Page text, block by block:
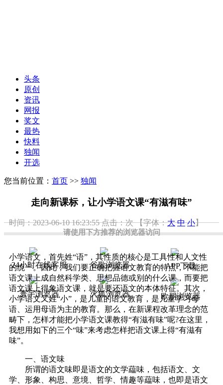
请使用下方推荐的浏览器访问
24小时在线客服 谷歌浏览器 APP下载
寰宇浏览器 火狐浏览器 欧朋浏览器
头条
原创
资讯
网报
奖文
最热
快料
独闻
开选
您当前位置： 首页 >> 独闻
走向新课标，让小学语文课“有滋有味”
时间：2023-06-10 16:23:55点击：次 【字体：大 中 小】
小学语文，首先姓“语”，其性质的核心是工具性和人文性
的统一。因此，我们要正确把握语文教育的特点，不能把
语文课上成自然科学类、思想品德或别的什么课，而要把
语文课上得象语文课，就是要还语文的本体特征。其次，
小学语文又姓“小”，是儿童的语文教育，是儿童学习母
语、运用母语为主的教育。那么，在新课程改革理念的范
畴下，怎样才能把小学语文课教得“有滋有味”呢?在这里，
我想用如下的三个“味”来考虑怎样把语文课上得“有滋有
味”。
一、语文味
所谓的语文味即是语文的文学藴味，包括语文、文
学、形象、构思、意境、哲学、情趣等藴味，也即是语文